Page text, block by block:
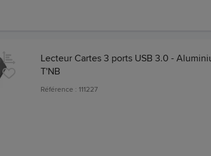
Lecteur Cartes 3 ports USB 3.0 -
T'NB
Référence : 111227